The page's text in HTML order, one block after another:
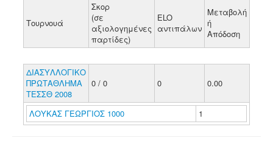
Τουρνουά
Σκορ
(σε
αξιολογημένες
παρτίδες)
ELO
αντιπάλων
Μεταβολή
ή
Απόδοση
ΔΙΑΣΥΛΛΟΓΙΚΟ
ΠΡΩΤΑΘΛΗΜΑ
ΤΕΣΣΘ 2008
0 / 0 0 0.00
ΛΟΥΚΑΣ ΓΕΩΡΓΙΟΣ 1000 1